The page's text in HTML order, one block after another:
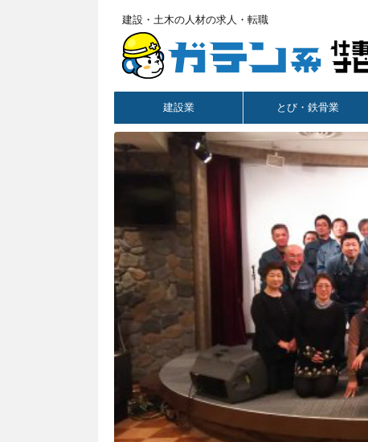
建設・土木の人材の求人・転職
建設業 とび・鉄骨業